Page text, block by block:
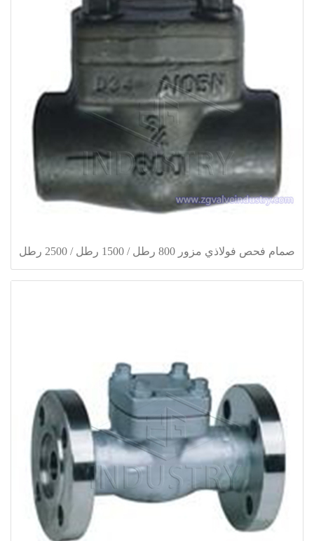
صمام فحص فولاذي مزور 800 رطل / 1500 رطل / 2500 رطل